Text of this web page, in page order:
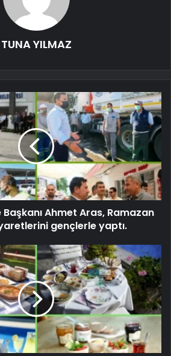
TUNA YILMAZ
Ahmet Aras, Ramazan
gençlerle yaptı.